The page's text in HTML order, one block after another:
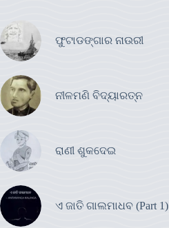
ଫୁଟାଡଙ୍ଗାର ନାଉରୀ
ନୀଳମଣି ବିଦ୍ୟାରତ୍ନ
ରାଣୀ ଶୁକଦେଇ
ଏ ଜାତି ଗାଲମାଧବ (Part 1)